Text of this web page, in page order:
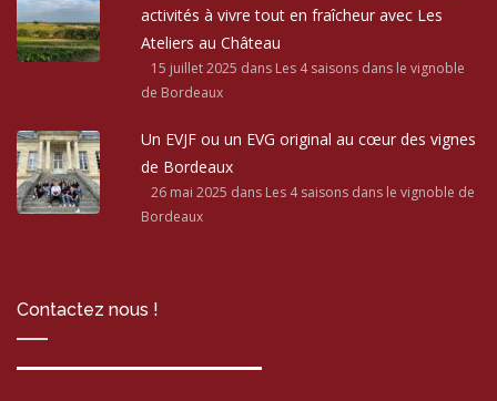
activités à vivre tout en fraîcheur avec Les
Ateliers au Château
15 juillet 2025 dans Les 4 saisons dans le vignoble
de Bordeaux
Un EVJF ou un EVG original au cœur des vignes
de Bordeaux
26 mai 2025 dans Les 4 saisons dans le vignoble de
Bordeaux
Contactez nous !